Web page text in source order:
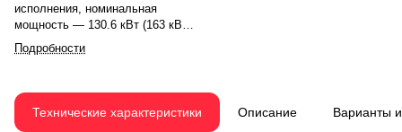
исполнения, номинальная
мощность — 130.6 кВт (163 кВА),
максимальная — 144.1 кВт (196
кВА). Двигатель Perkins 1106D-
регулятор. Частота вращения
1500 об/мин. Генератор Mecc Alte
Подробности
Технические характеристики Описание Варианты